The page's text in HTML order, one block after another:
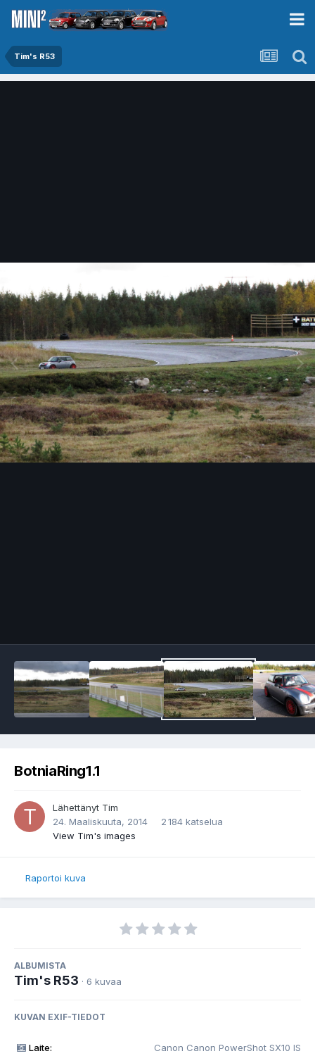
Tim's R53
BotniaRing1.1
Lähettänyt Tim
24. Maaliskuuta, 2014
2 184 katselua
View Tim's images
Raportoi kuva
ALBUMISTA
Tim's R53 · 6 kuvaa
KUVAN EXIF-TIEDOT
Laite: Canon Canon PowerShot SX10 IS